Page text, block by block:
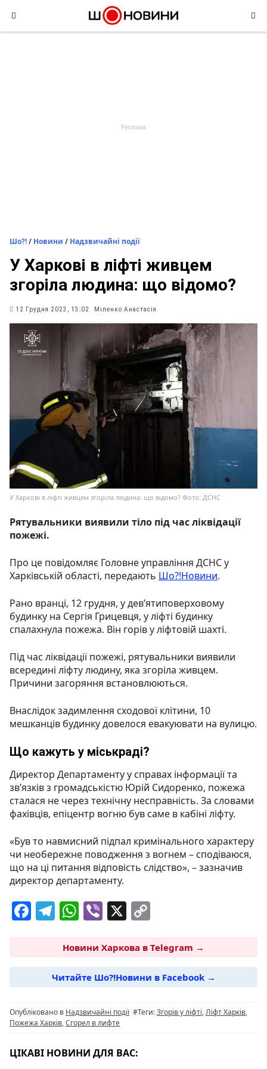
content
Шо?!/ Новини / Надзвичайні події
У Харкові в ліфті живцем
згоріла людина: що відомо?
12 Грудня 2023, 13:02 Міленко Анастасія
У Харкові в ліфті живцем згоріла людина: що відомо? Фото: ДСНС
Рятувальники виявили тіло під час ліквідації
пожежі.
Про це повідомляє Головне управління ДСНС у
Харківській області, передають Шо?!Новини.
Рано вранці, 12 грудня, у девʼятиповерховому
будинку на Сергія Грицевця, у ліфті будинку
спалахнула пожежа. Він горів у ліфтовій шахті.
Під час ліквідації пожежі, рятувальники виявили
всередині ліфту людину, яка згоріла живцем.
Причини загоряння встановлюються.
Внаслідок задимлення сходової клітини, 10
мешканців будинку довелося евакуювати на вулицю.
Що кажуть у міськраді?
Директор Департаменту у справах інформації та
зв’язків з громадськістю Юрій Сидоренко, пожежа
сталася не через технічну несправність. За словами
фахівців, епіцентр вогню був саме в кабіні ліфту.
«Був то навмисний підпал кримінального характеру
чи необережне поводження з вогнем – сподіваюся,
що на ці питання відповість слідство», – зазначив
директор департаменту.
F
e
b
o
o
k
T
e
g
ra
m
W
at
s
A
p
p
Vi
er
X
p
y
Li
n
Новини Харкова в Telegram →
Читайте Шо?!Новини в Facebook →
Опубліковано в Надзвичайні події #Теги:Згорів у ліфті,Ліфт Харків,
Пожежа Харків,Сгорел в лифте
ЦІКАВІ НОВИНИ ДЛЯ ВАС: